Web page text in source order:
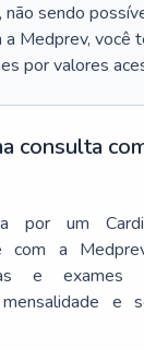
não sendo
Medprev, você
por valores
consulta
por um
com a
e exames
e